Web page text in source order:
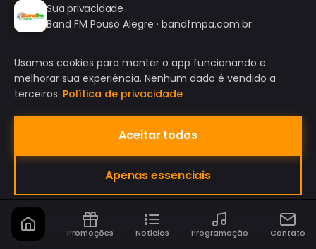
BAND FM POUSO ALEGRE
A SUA RÁDIO DO SEU JEITO!
Sua privacidade
Band FM Pouso Alegre · bandfmpa.com.br
Usamos cookies para manter o app funcionando e
melhorar sua experiência. Nenhum dado é vendido a
terceiros. Política de privacidade
Aceitar todos
Apenas essenciais
Promoções Notícias Programação Contato